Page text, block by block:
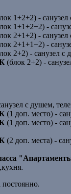
1+2+2) -
1+1+2+2) -
2+1+2) -
2+1+1+2) -
2+2) - санузел с
(блок 2+2) -
с душем,
(1 доп. место) -
(1 доп. место) -
(2 доп. места) -
постоянно.